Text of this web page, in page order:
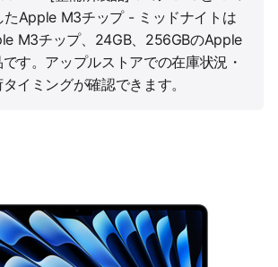
たApple M3チップ - ミッドナイトは
M3チップ、24GB、256GBのApple
す。アップルストアでの在庫状況・
イミングが確認できます。